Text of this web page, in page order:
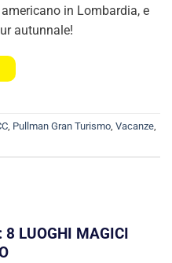
in Lombardia, e
autunnale!
, Pullman Gran Turismo, Vacanze,
8 LUOGHI MAGICI